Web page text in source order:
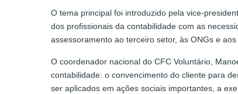
O tema principal foi introduzido pela vice-
dos profissionais da contabilidade com as
assessoramento ao terceiro setor, às ONGs e
O coordenador nacional do CFC Voluntário,
contabilidade: o convencimento do cliente para
ser aplicados em ações sociais importantes, a